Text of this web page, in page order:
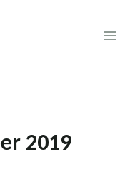
2019